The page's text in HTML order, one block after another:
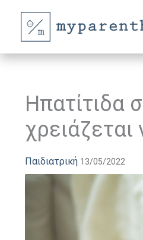
περιεχόμενο
Ηπατίτιδα
χρειάζεται
13/05/2022
Παιδιατρική